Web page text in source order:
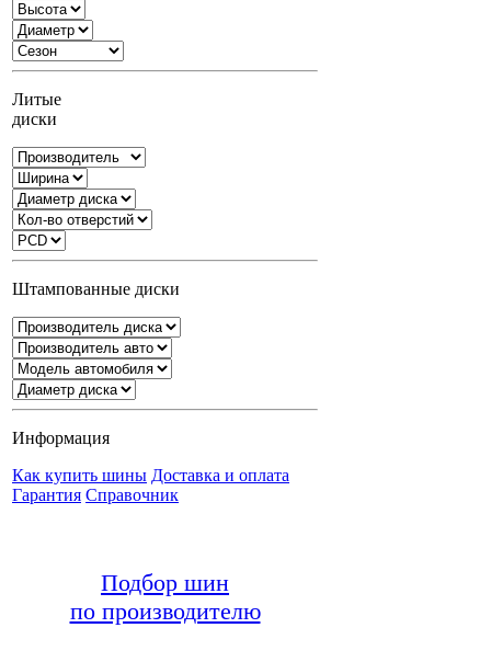
Литые
диски
Штампованные диски
Информация
Как купить шины Доставка и оплата
Гарантия Справочник
Подбор шин
по производителю